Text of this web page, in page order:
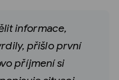
informace,
přišlo první
příjmení si